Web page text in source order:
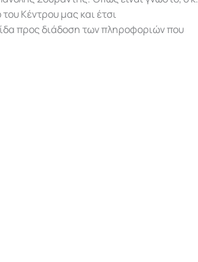
Κέντρου μας και έτσι
προς διάδοση των πληροφοριών που